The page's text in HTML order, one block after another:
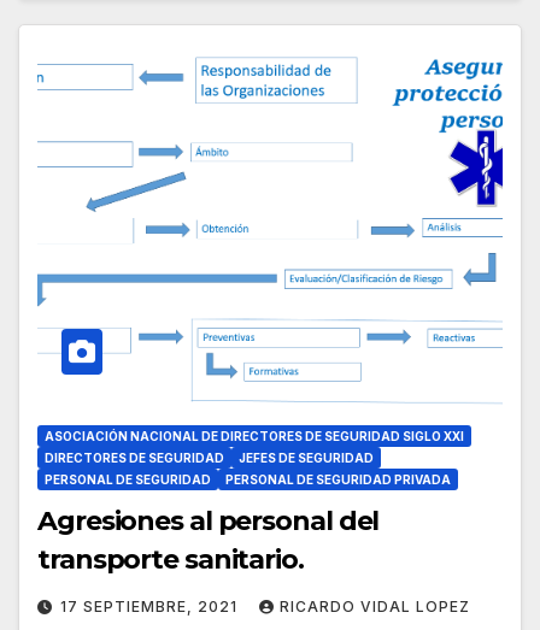
ASOCIACIÓN NACIONAL DE DIRECTORES DE SEGURIDAD SIGLO XXI
DIRECTORES DE SEGURIDAD
JEFES DE SEGURIDAD
PERSONAL DE SEGURIDAD
PERSONAL DE SEGURIDAD PRIVADA
Agresiones al personal del
transporte sanitario.
17 SEPTIEMBRE, 2021 RICARDO VIDAL LOPEZ